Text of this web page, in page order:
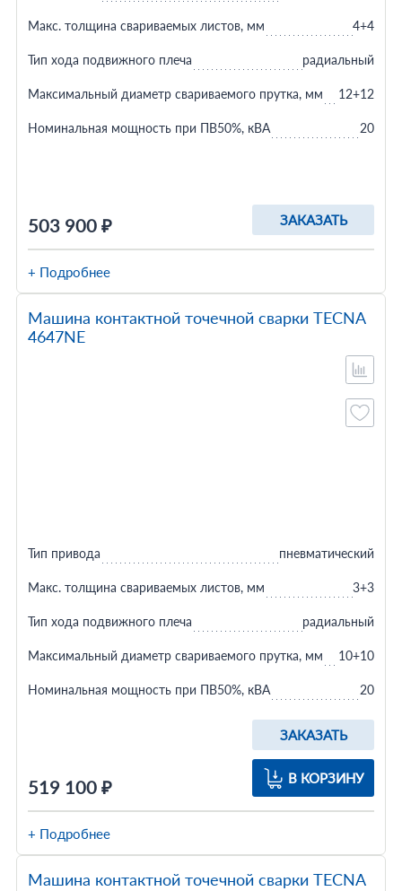
503 900 ₽ ЗАКАЗАТЬ
Макс. толщина свариваемых листов, мм 4+4
Тип хода подвижного плеча радиальный
Максимальный диаметр свариваемого прутка, мм 12+12
Номинальная мощность при ПВ50%, кВА 20
+ Подробнее
Машина контактной точечной сварки TECNA
4647NE
519 100 ₽
ЗАКАЗАТЬ
В КОРЗИНУ
Тип привода пневматический
Макс. толщина свариваемых листов, мм 3+3
Тип хода подвижного плеча радиальный
Максимальный диаметр свариваемого прутка, мм 10+10
Номинальная мощность при ПВ50%, кВА 20
+ Подробнее
Машина контактной точечной сварки TECNA